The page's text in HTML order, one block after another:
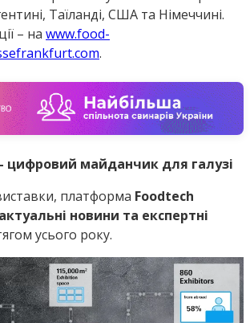
Таїланді, США та Німеччині.
– на www.food-
.
цифровий майданчик для галузі
платформа Foodtech
актуальні новини та експертні
усього року.